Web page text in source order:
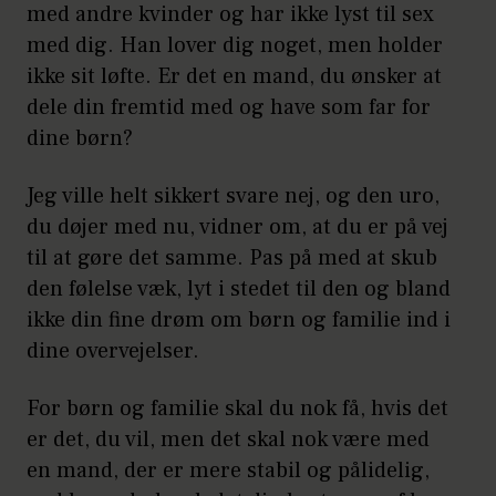
med andre kvinder og har ikke lyst til sex
med dig. Han lover dig noget, men holder
ikke sit løfte. Er det en mand, du ønsker at
dele din fremtid med og have som far for
dine børn?
Jeg ville helt sikkert svare nej, og den uro,
du døjer med nu, vidner om, at du er på vej
til at gøre det samme. Pas på med at skub
den følelse væk, lyt i stedet til den og bland
ikke din fine drøm om børn og familie ind i
dine overvejelser.
For børn og familie skal du nok få, hvis det
er det, du vil, men det skal nok være med
en mand, der er mere stabil og pålidelig,